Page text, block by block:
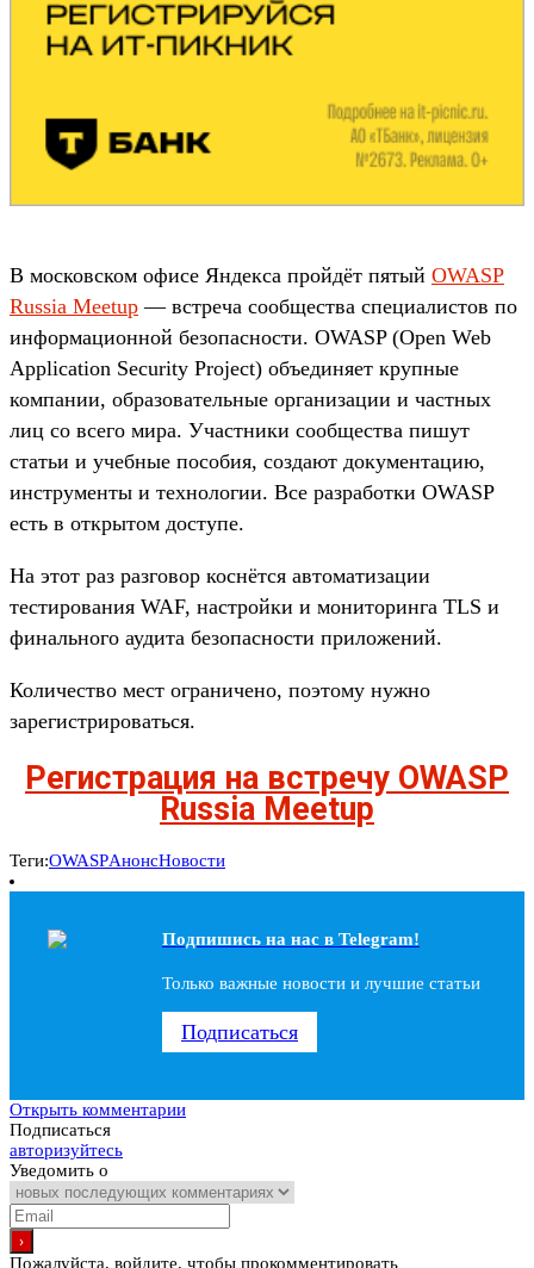
В московском офисе Яндекса пройдёт пятый OWASP
Russia Meetup — встреча сообщества специалистов по
информационной безопасности. OWASP (Open Web
Application Security Project) объединяет крупные
компании, образовательные организации и частных
лиц со всего мира. Участники сообщества пишут
статьи и учебные пособия, создают документацию,
инструменты и технологии. Все разработки OWASP
есть в открытом доступе.
На этот раз разговор коснётся автоматизации
тестирования WAF, настройки и мониторинга TLS и
финального аудита безопасности приложений.
Количество мест ограничено, поэтому нужно
зарегистрироваться.
Регистрация на встречу OWASP
Russia Meetup
Теги:OWASPАнонсНовости
Подпишись на наc в Telegram!
Только важные новости и лучшие статьи
Подписаться
Открыть комментарии
Подписаться
авторизуйтесь
Уведомить о
Пожалуйста, войдите, чтобы прокомментировать